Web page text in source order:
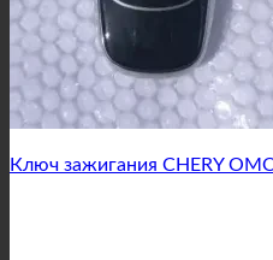
Ключ зажигания CHERY